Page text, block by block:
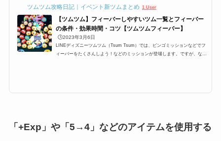
ツムツム攻略日記｜イベント新ツムまとめ 1 User
【ツムツム】フィーバーしやすいツム一覧とフィーバー
の条件・効果時間・コツ【ツムツムフィーバー】
🕒️2023年3月6日
LINEディズニーツムツム（Tsum Tsum）では、ビンゴミッションなどでフ
ィーバーをたくさんしよう！などのミッションが登場します。ですが、なか
「+Exp」や「5→4」などのアイテムを使用する